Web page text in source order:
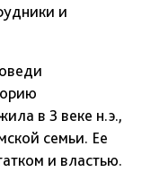
и
в 3 веке н.э.,
семьи. Ее
и властью.